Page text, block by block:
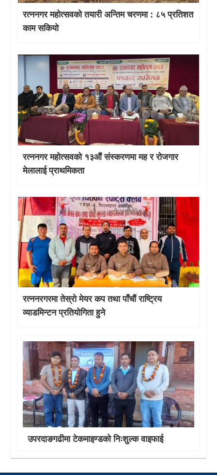
रत्ननगर महोत्सवको तयारी अन्तिम चरणमा : ८५ प्रतिशत
काम सकियो
रत्ननगर महोत्सवको १३औं संस्करणमा मह र रोजगार
मेलालाई प्राथमिकता
रत्ननरगरमा तेस्राे मेयर कप तथा पाँचौं राष्ट्रिय
व्याडमिन्टन प्रतियोगिता हुने
उपरदाङगढीमा टेकमाइण्डको निःशुल्क वाइफाई